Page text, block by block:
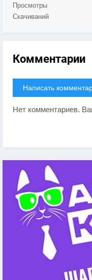
Просмотры
Скачиваний
Комментарии
Написать
Нет комментариев.